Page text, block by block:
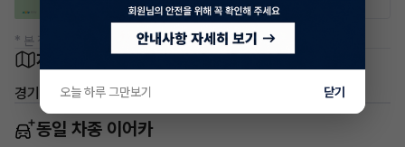
* 본 정보는 지자체마다 다를 수 있으니 실제 정보와 확인해 주세요.
차량 위치
경기 용인시 기흥구 마북동
동일 차종 이어카
오늘 하루 그만보기 닫기